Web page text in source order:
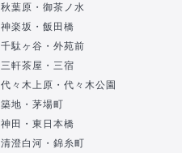
秋葉原・御茶ノ水
神楽坂・飯田橋
千駄ヶ谷・外苑前
三軒茶屋・三宿
代々木上原・代々木公園
築地・茅場町
神田・東日本橋
清澄白河・錦糸町